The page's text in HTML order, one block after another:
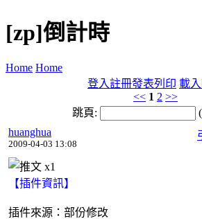
[zp]倒計時
Home Home
登入註冊發表列印 載
<< 1 2 >>
跳頁:
huanghua
2009-04-03 13:08
x1
【插件資訊】
插件來源：部份修改